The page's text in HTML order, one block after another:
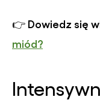
👉 Dowiedz się
miód?